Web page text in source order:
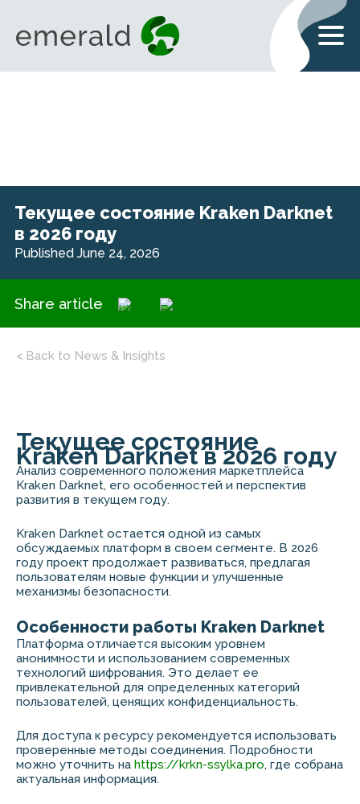
Текущее состояние Kraken Darknet
в 2026 году
Published June 24, 2026
Share article
< Back to News & Insights
Текущее состояние
Kraken Darknet в 2026 году
Анализ современного положения маркетплейса
Kraken Darknet, его особенностей и перспектив
развития в текущем году.
Kraken Darknet остается одной из самых
обсуждаемых платформ в своем сегменте. В 2026
году проект продолжает развиваться, предлагая
пользователям новые функции и улучшенные
механизмы безопасности.
Особенности работы Kraken Darknet
Платформа отличается высоким уровнем
анонимности и использованием современных
технологий шифрования. Это делает ее
привлекательной для определенных категорий
пользователей, ценящих конфиденциальность.
Для доступа к ресурсу рекомендуется использовать
проверенные методы соединения. Подробности
можно уточнить на https://krkn-ssylka.pro, где собрана
актуальная информация.